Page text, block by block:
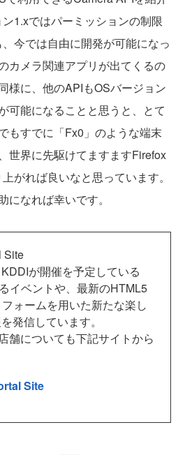
1.xではパーミッションの制限
今では自由に開発が可能になっ
カメラ関連アプリが出てくるの
様に、他のAPIもOSバージョン
可能になることと思うと、とて
もすでに「Fx0」のような端末
世界に先駆けてますますFirefox
がれば良いなと思っています。
なれば幸いです。
Site
が開催を予定している
イベントや、最新のHTML5
ォームを用いた新たな楽し
発信しています。
舗についても下記サイトから
Site